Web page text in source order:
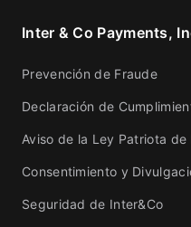
Inter & Co Payments,
Prevención de Fraude
Declaración de
Aviso de la Ley Patriota de
Consentimiento y
Seguridad de Inter&Co